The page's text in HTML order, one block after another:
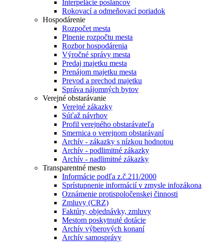
Interpelácie poslancov
Rokovací a odmeňovací poriadok
Hospodárenie
Rozpočet mesta
Plnenie rozpočtu mesta
Rozbor hospodárenia
Výročné správy mesta
Predaj majetku mesta
Prenájom majetku mesta
Prevod a prechod majetku
Správa nájomných bytov
Verejné obstarávanie
Verejné zákazky
Súťaž návrhov
Profil verejného obstarávateľa
Smernica o verejnom obstarávaní
Archív - zákazky s nízkou hodnotou
Archív - podlimitné zákazky
Archív - nadlimitné zákazky
Transparentné mesto
Informácie podľa z.č.211/2000
Sprístupnenie informácií v zmysle infozákona
Oznámenie protispoločenskej činnosti
Zmluvy (CRZ)
Faktúry, objednávky, zmluvy
Mestom poskytnuté dotácie
Archív výberových konaní
Archív samosprávy